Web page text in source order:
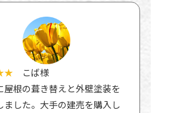
こば様
屋根の葺き替えと外壁塗装を
ました。大手の建売を購入し